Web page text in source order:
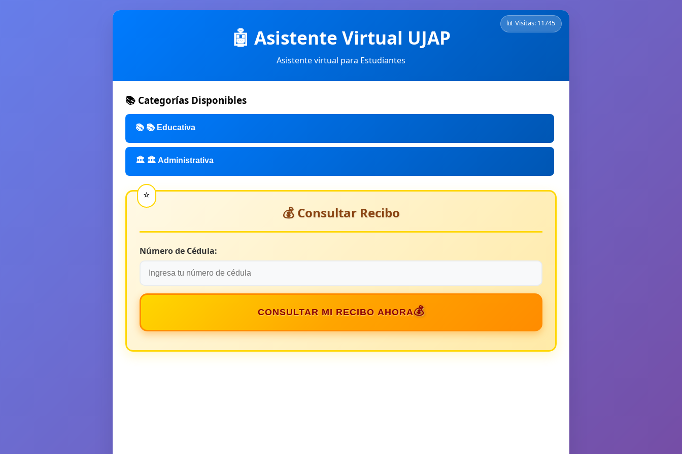
🤖 Asistente Virtual UJAP
Asistente virtual para Estudiantes
📊 Visitas: 11745
📚 Categorías Disponibles
📚 📚 Educativa
🏛️ 🏛️ Administrativa
💰 Consultar Recibo
Número de Cédula:
CONSULTAR MI RECIBO AHORA